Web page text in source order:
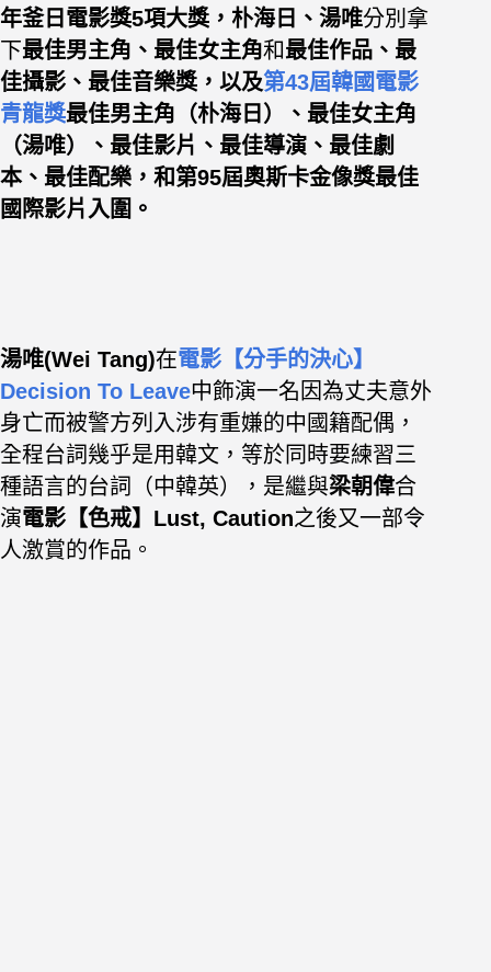
年釜日電影獎5項大獎，朴海日、湯唯分別拿
下最佳男主角、最佳女主角和最佳作品、最
佳攝影、最佳音樂獎，以及第43屆韓國電影
青龍獎最佳男主角（朴海日）、最佳女主角
（湯唯）、最佳影片、最佳導演、最佳劇
本、最佳配樂，和第95屆奧斯卡金像獎最佳
國際影片入圍。
湯唯(Wei Tang)在電影【分手的決心】
Decision To Leave中飾演一名因為丈夫意外
身亡而被警方列入涉有重嫌的中國籍配偶，
全程台詞幾乎是用韓文，等於同時要練習三
種語言的台詞（中韓英），是繼與梁朝偉合
演電影【色戒】Lust, Caution之後又一部令
人激賞的作品。